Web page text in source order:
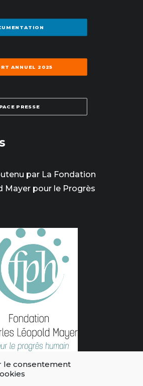
le consentement
ANNUEL 2025
PRESSE
par La Fondation
Mayer pour le Progrès